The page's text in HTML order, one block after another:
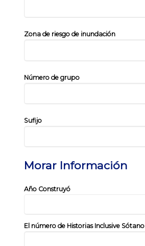
Zona de riesgo de inundación
Número de grupo
Sufijo
Morar Información
Año Construyó
El número de Historias Inclusive Sótano